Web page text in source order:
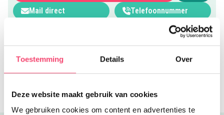
Toestemming Details Over
Deze website maakt gebruik van cookies
We gebruiken cookies om content en advertenties te
Mail direct
Telefoonnummer
Lijstjes voor Amersfoort
Schaatsbaan